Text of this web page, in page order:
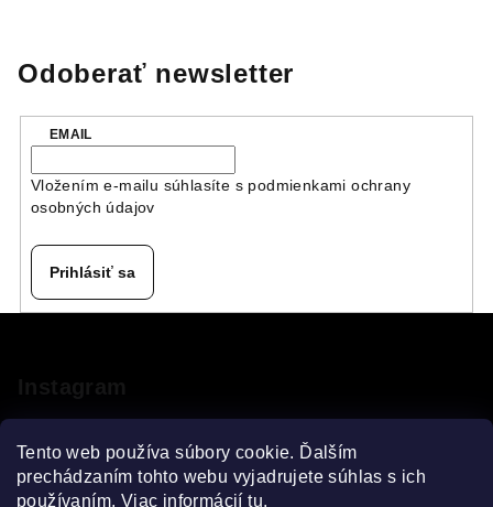
Tento web používa súbory cookie. Ďalším
prechádzaním tohto webu vyjadrujete súhlas s ich
používaním. Viac informáciítu.
Odoberať newsletter
EMAIL
Vložením e-mailu súhlasíte s podmienkami ochrany
osobných údajov
Prihlásiť sa
ä